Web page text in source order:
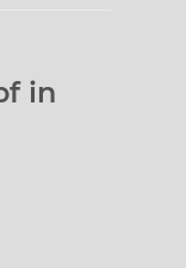
in